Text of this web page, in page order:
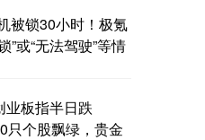
被锁30小时！极氪
”或“无法驾驶”等情
业板指半日跌
只个股飘绿，贵金